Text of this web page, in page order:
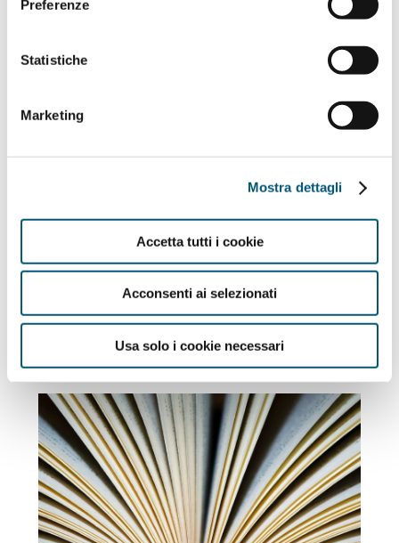
Preferenze
Statistiche
Marketing
Mostra dettagli
Accetta tutti i cookie
Acconsenti ai selezionati
Usa solo i cookie necessari
BELLEZZA CURA BELLEZZA
Un viaggio tra la Franciacorta e la Bassa Bresciana
dove sette luoghi assumono la...
LEARN MORE